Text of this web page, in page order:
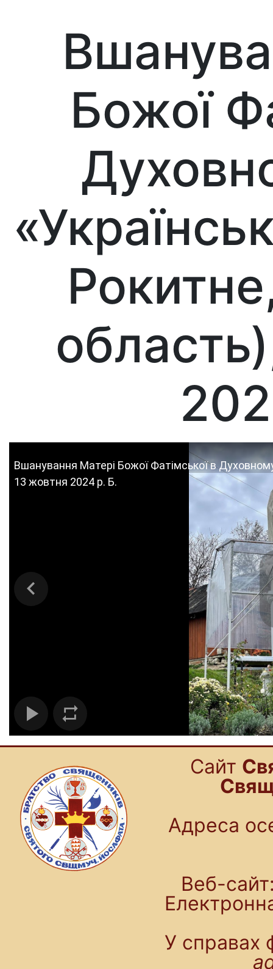
Божої
Вшанування Матері Божої Фатімської в
13 жовтня 2024 р. Б.
Cайт
Адреса
Веб-
У справах